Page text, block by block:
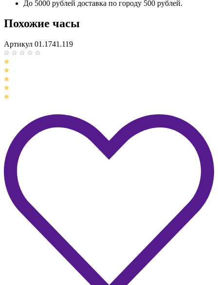
До 5000 рублей доставка по городу 500 рублей.
Похожие часы
Артикул 01.1741.119